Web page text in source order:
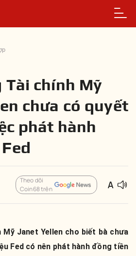
Tài chính Mỹ
chưa có quyết
phát hành
Theo dõi
Coin68 trên
Janet Yellen cho biết bà chưa
Fed có nên phát hành đồng tiền